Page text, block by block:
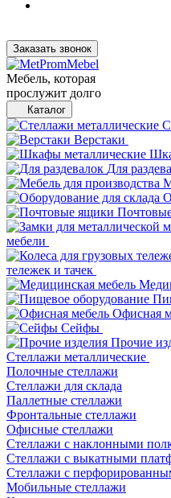
Заказать звонок
Мебель, которая
прослужит долго
Каталог
Верстаки
Для
мебели
тележек и тачек
Офисная
Сейфы
Прочие
Стеллажи металлические
Полочные стеллажи
Стеллажи для склада
Паллетные стеллажи
Фронтальные стеллажи
Офисные стеллажи
Стеллажи с наклонными
Стеллажи с выкатными
Стеллажи с
Мобильные стеллажи